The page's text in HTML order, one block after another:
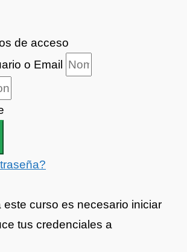
de acceso
o Email
este curso es necesario iniciar
tus credenciales a